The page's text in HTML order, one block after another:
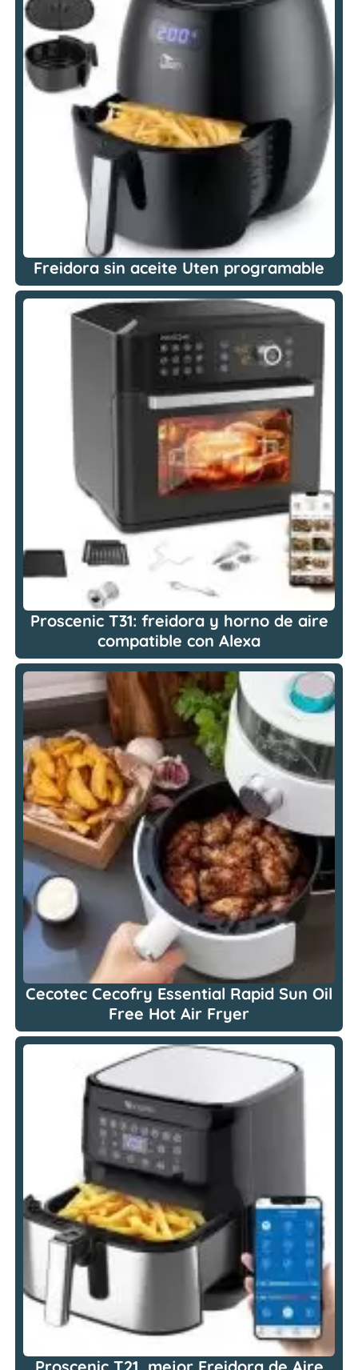
Freidora sin aceite Uten programable
Proscenic T31: freidora y horno de aire
compatible con Alexa
Cecotec Cecofry Essential Rapid Sun Oil
Free Hot Air Fryer